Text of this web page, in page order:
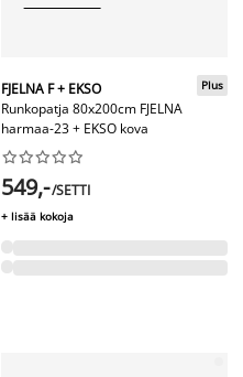
FJELNA F + EKSO
Runkopatja 80x200cm FJELNA
harmaa-23 + EKSO kova
Plus






549,-/SETTI
+ lisää kokoja